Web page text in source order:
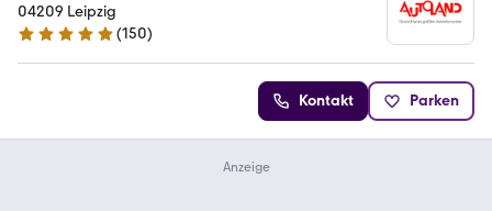
04209 Leipzig
4.8 Sterne
(150)
Kontakt Parken